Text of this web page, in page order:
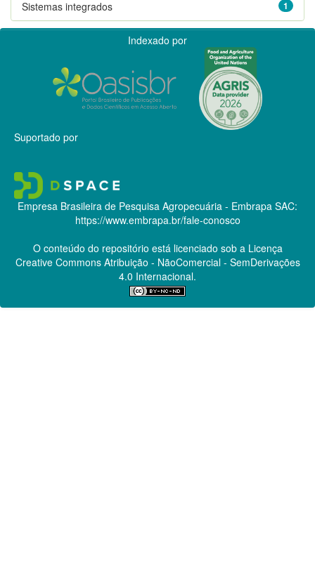
1
Sistemas integrados
Indexado por
Suportado por
Empresa Brasileira de Pesquisa Agropecuária - Embrapa SAC:
https://www.embrapa.br/fale-conosco
O conteúdo do repositório está licenciado sob a Licença
Creative CommonsAtribuição - NãoComercial - SemDerivações
4.0 Internacional.